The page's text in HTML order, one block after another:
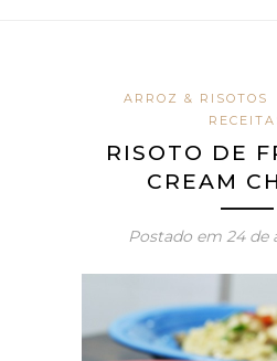
ARROZ & RISOTOS
RISOTO DE
CREAM
Postado em 24 de